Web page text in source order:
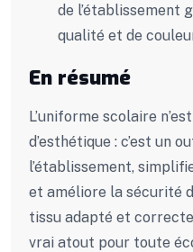
de l’établissement
qualité et de
En résumé
L’uniforme scolaire
d’esthétique : c’est un
l’établissement,
et améliore la sécurité
tissu adapté et
vrai atout pour toute